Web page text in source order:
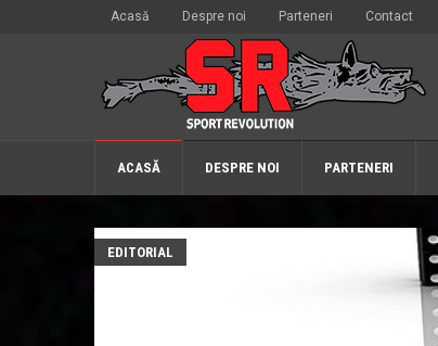
Acasă Despre noi Parteneri Contact
ACASĂ DESPRE NOI PARTENERI
EDITORIAL